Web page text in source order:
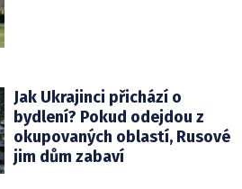
Jak Ukrajinci přichází o
bydlení? Pokud odejdou z
okupovaných oblastí, Rusové
jim dům zabaví